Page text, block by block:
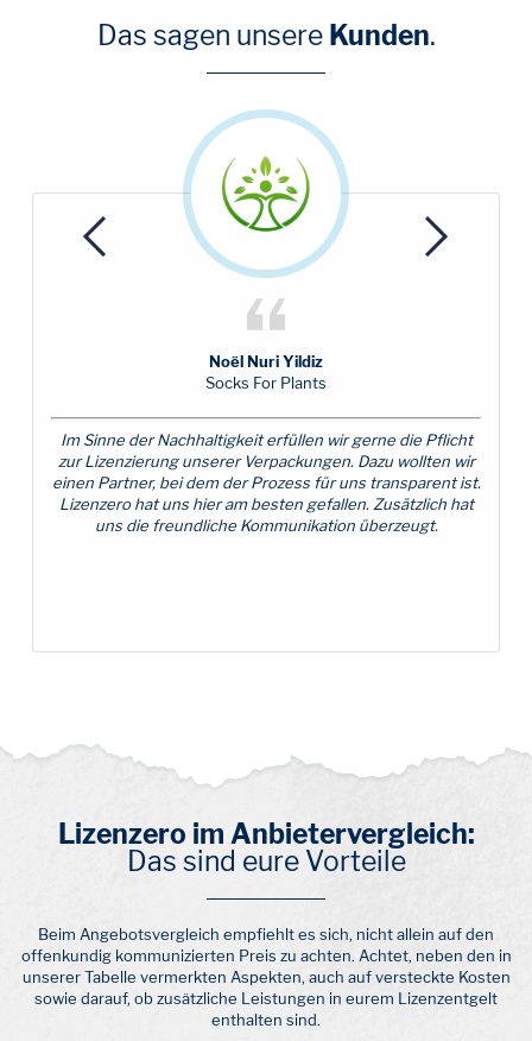
Das sagen unsere Kunden.
Noël Nuri Yildiz
Socks For Plants
Im Sinne der Nachhaltigkeit erfüllen wir gerne die Pflicht
zur Lizenzierung unserer Verpackungen. Dazu wollten wir
einen Partner, bei dem der Prozess für uns transparent ist.
Lizenzero hat uns hier am besten gefallen. Zusätzlich hat
uns die freundliche Kommunikation überzeugt.
Lizenzero im Anbietervergleich:
Das sind eure Vorteile
Beim Angebotsvergleich empfiehlt es sich, nicht allein auf den
offenkundig kommunizierten Preis zu achten. Achtet, neben den in
unserer Tabelle vermerkten Aspekten, auch auf versteckte Kosten
sowie darauf, ob zusätzliche Leistungen in eurem Lizenzentgelt
enthalten sind.